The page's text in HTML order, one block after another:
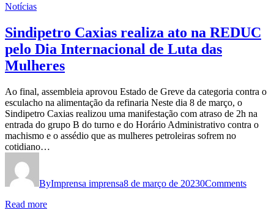
Notícias
Sindipetro Caxias realiza ato na REDUC
pelo Dia Internacional de Luta das
Mulheres
Ao final, assembleia aprovou Estado de Greve da categoria contra o
esculacho na alimentação da refinaria Neste dia 8 de março, o
Sindipetro Caxias realizou uma manifestação com atraso de 2h na
entrada do grupo B do turno e do Horário Administrativo contra o
machismo e o assédio que as mulheres petroleiras sofrem no
cotidiano…
ByImprensa imprensa8 de março de 20230Comments
Read more